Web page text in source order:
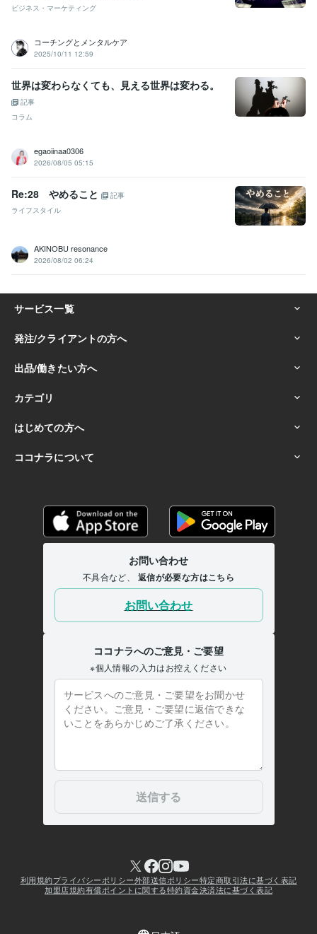
ビジネス・マーケティング
コーチングとメンタルケア
2025/10/11 12:59
世界は変わらなくても、見える世界は変わる。
記事
コラム
egaoiinaa0306
2026/08/05 05:15
Re:28 やめること
記事
ライフスタイル
AKINOBU resonance
2026/08/02 06:24